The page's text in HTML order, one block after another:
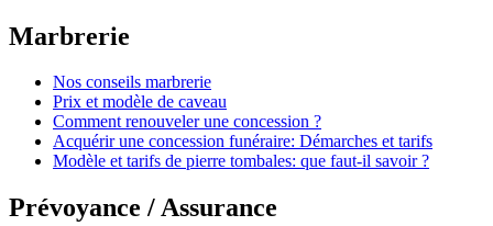
Marbrerie
Nos conseils marbrerie
Prix et modèle de caveau
Comment renouveler une concession ?
Acquérir une concession funéraire: Démarches et tarifs
Modèle et tarifs de pierre tombales: que faut-il savoir ?
Prévoyance / Assurance